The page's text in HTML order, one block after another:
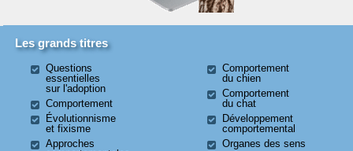
Les grands titres
Questions
essentielles
sur l'adoption
Comportement
Évolutionnisme
et fixisme
Approches
Comportement
du chien
Comportement
du chat
Développement
comportemental
Organes des sens